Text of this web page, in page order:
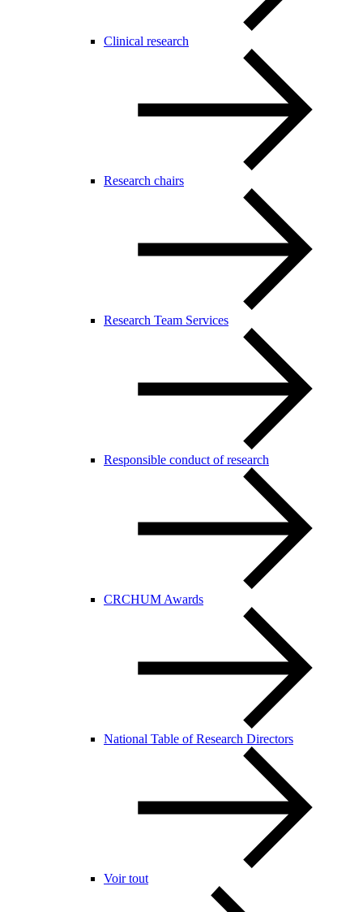
Clinical research
Research chairs
Research Team Services
Responsible conduct of research
CRCHUM Awards
National Table of Research Directors
Voir tout